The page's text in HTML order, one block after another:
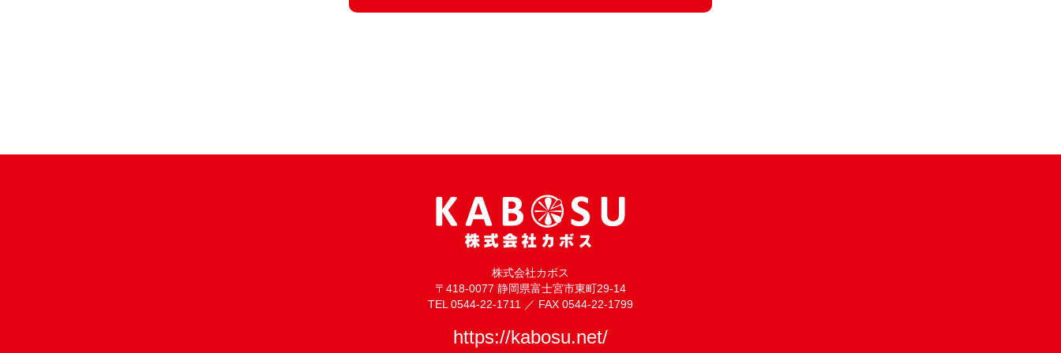
株式会社カボス
〒418-0077 静岡県富士宮市東町29-14
TEL 0544-22-1711 ／ FAX 0544-22-1799
https://kabosu.net/